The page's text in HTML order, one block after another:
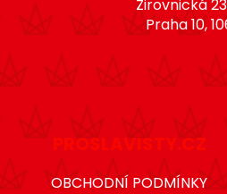
Žirovnická
Praha 10,
PROSLAVISTY.CZ
OBCHODNÍ PODMÍNKY